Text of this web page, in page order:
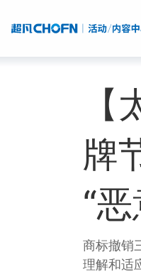
牌
“
商标撤销
理解和适